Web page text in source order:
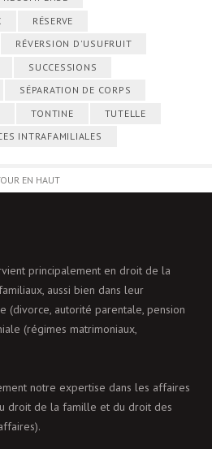
RÉSERVE
RÉVERSION D'USUFRUIT
SUCCESSIONS
SÉPARATION DE CORPS
TONTINE
TUTELLE
INTRAFAMILIALES
EN HAUT
principalement en droit de la
aussi bien dans leur
(divorce, autorité parentale, pension
(régimes matrimoniaux,
notre expertise dans les affaires
droit de la famille et du droit des